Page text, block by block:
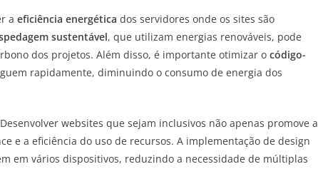
a eficiência energética dos servidores onde os sites são
sustentável, que utilizam energias renováveis, pode
dos projetos. Além disso, é importante otimizar o código-
rapidamente, diminuindo o consumo de energia dos
websites que sejam inclusivos não apenas promove a
e a eficiência do uso de recursos. A implementação de design
em vários dispositivos, reduzindo a necessidade de múltiplas